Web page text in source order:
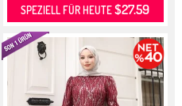
SPEZIELL FÜR HEUTE$27.59